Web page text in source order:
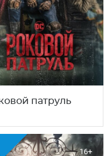
патруль
16+